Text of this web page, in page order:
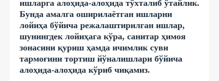
ишларга алоҳида-алоҳида тўхталиб ўтайлик.
Бунда амалга оширилаётган ишларни
лойиҳа бўйича режалаштирилган ишлар,
шунингдек лойиҳага кўра, санитар ҳимоя
зонасини қуриш ҳамда ичимлик суви
тармоғини тортиш йўналишлари бўйича
алоҳида-алоҳида кўриб чиқамиз.